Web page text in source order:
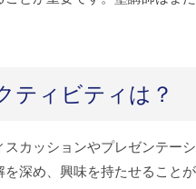
ティビティは？
カッションやプレゼンテー
深め、興味を持たせることが